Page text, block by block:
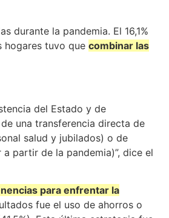
durante la pandemia. El 16,1%
hogares tuvo que combinar las
del Estado y de
una transferencia directa de
salud y jubilados) o de
partir de la pandemia)”, dice el
para enfrentar la
fue el uso de ahorros o